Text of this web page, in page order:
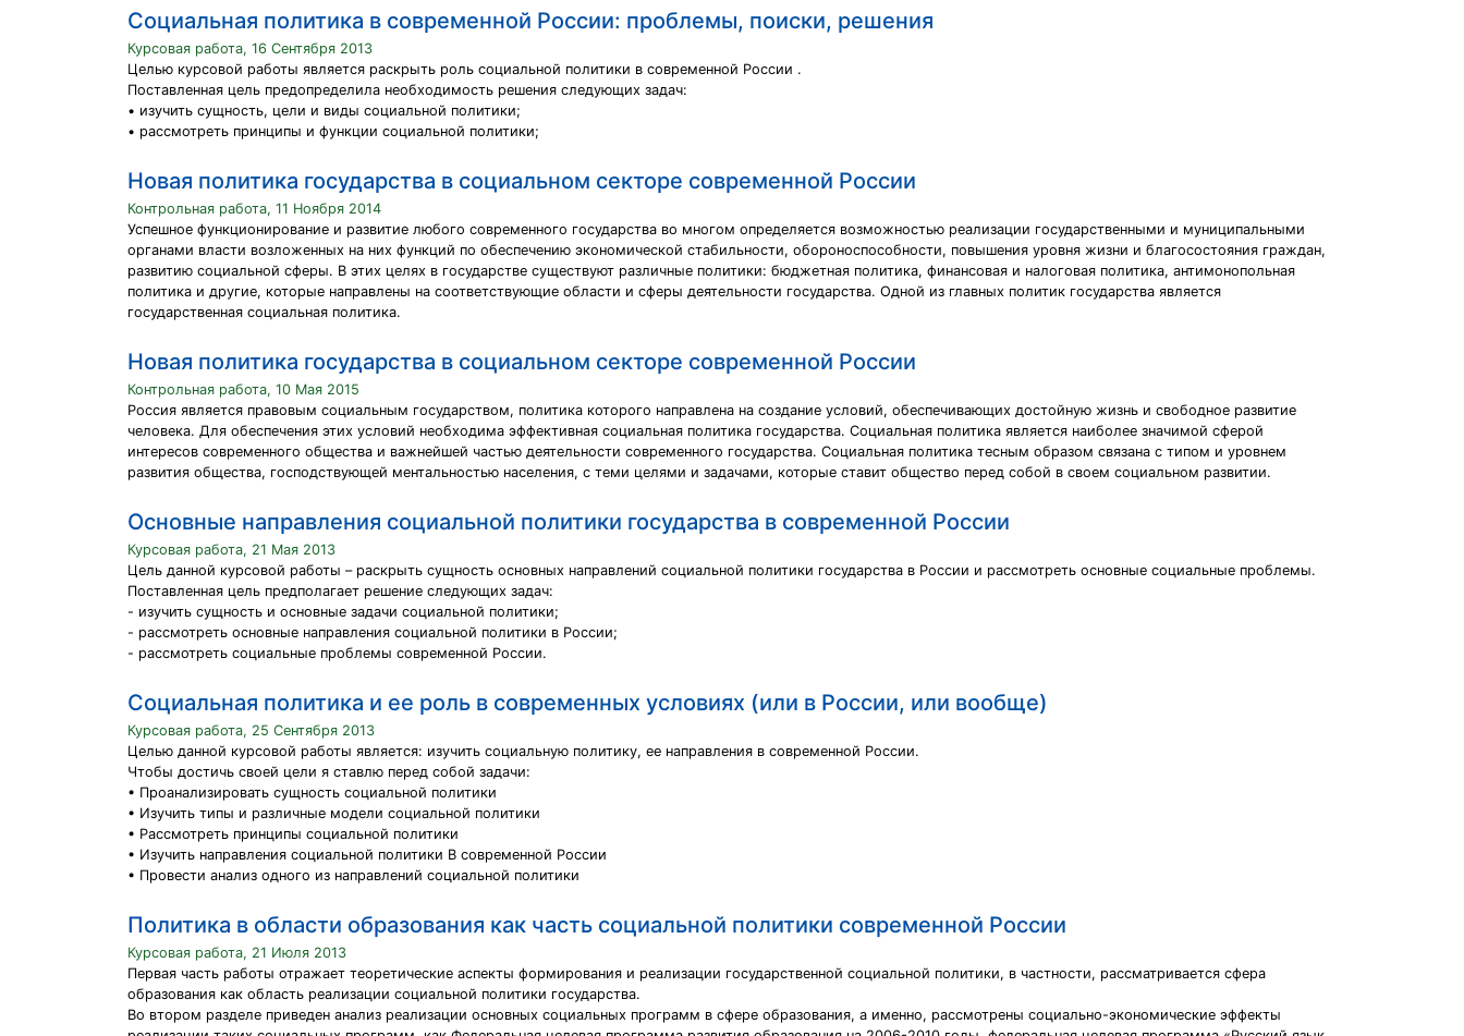
Социальная политика в современной России: проблемы, поиски, решения
Курсовая работа, 16 Сентября 2013
Целью курсовой работы является раскрыть роль социальной политики в современной России .
Поставленная цель предопределила необходимость решения следующих задач:
• изучить сущность, цели и виды социальной политики;
• рассмотреть принципы и функции социальной политики;
Новая политика государства в социальном секторе современной России
Контрольная работа, 11 Ноября 2014
Успешное функционирование и развитие любого современного государства во многом определяется возможностью реализации государственными и муниципальными
органами власти возложенных на них функций по обеспечению экономической стабильности, обороноспособности, повышения уровня жизни и благосостояния граждан,
развитию социальной сферы. В этих целях в государстве существуют различные политики: бюджетная политика, финансовая и налоговая политика, антимонопольная
политика и другие, которые направлены на соответствующие области и сферы деятельности государства. Одной из главных политик государства является
государственная социальная политика.
Новая политика государства в социальном секторе современной России
Контрольная работа, 10 Мая 2015
Россия является правовым социальным государством, политика которого направлена на создание условий, обеспечивающих достойную жизнь и свободное развитие
человека. Для обеспечения этих условий необходима эффективная социальная политика государства. Социальная политика является наиболее значимой сферой
интересов современного общества и важнейшей частью деятельности современного государства. Социальная политика тесным образом связана с типом и уровнем
развития общества, господствующей ментальностью населения, с теми целями и задачами, которые ставит общество перед собой в своем социальном развитии.
Основные направления социальной политики государства в современной России
Курсовая работа, 21 Мая 2013
Цель данной курсовой работы – раскрыть сущность основных направлений социальной политики государства в России и рассмотреть основные социальные проблемы.
Поставленная цель предполагает решение следующих задач:
- изучить сущность и основные задачи социальной политики;
- рассмотреть основные направления социальной политики в России;
- рассмотреть социальные проблемы современной России.
Социальная политика и ее роль в современных условиях (или в России, или вообще)
Курсовая работа, 25 Сентября 2013
Целью данной курсовой работы является: изучить социальную политику, ее направления в современной России.
Чтобы достичь своей цели я ставлю перед собой задачи:
• Проанализировать сущность социальной политики
• Изучить типы и различные модели социальной политики
• Рассмотреть принципы социальной политики
• Изучить направления социальной политики В современной России
• Провести анализ одного из направлений социальной политики
Политика в области образования как часть социальной политики современной России
Курсовая работа, 21 Июля 2013
Первая часть работы отражает теоретические аспекты формирования и реализации государственной социальной политики, в частности, рассматривается сфера
образования как область реализации социальной политики государства.
Во втором разделе приведен анализ реализации основных социальных программ в сфере образования, а именно, рассмотрены социально-экономические эффекты